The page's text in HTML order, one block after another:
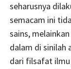
seharusnya
semacam ini
sains,
dalam di sinilah
dari filsafat ilmu